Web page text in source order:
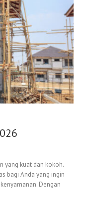
yang kuat dan kokoh.
bagi Anda yang ingin
Dengan